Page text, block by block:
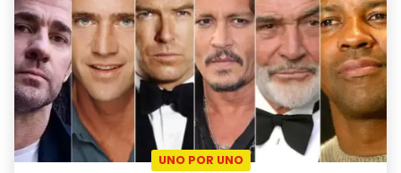
UNO POR UNO